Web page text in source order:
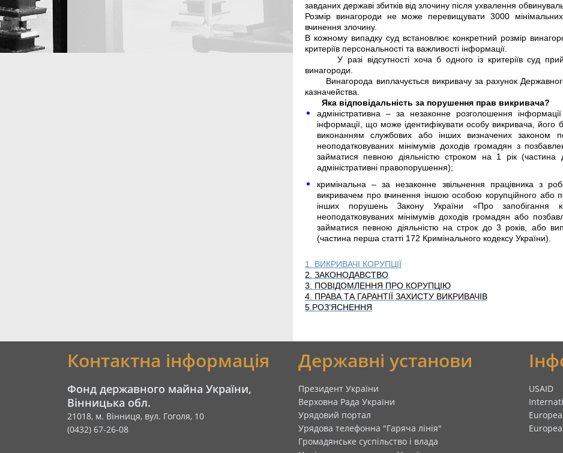
завданих державі збитків від злочину після ухвалення
Розмір винагороди не може перевищувати 3000
вчинення злочину.
В кожному випадку суд встановлює конкретний розмір
критеріїв персональності та важливості інформації.
У разі відсутності хоча б одного із критеріїв суд
винагороди.
Винагорода виплачується викривачу за рахунок
казначейства.
Яка відповідальність за порушення прав викривача?
адміністративна – за незаконне розголошення
інформації, що може ідентифікувати особу викривача, його
виконанням службових або інших визначених
неоподатковуваних мінімумів доходів громадян з
займатися певною діяльністю строком на 1 рік (частина
адміністративні правопорушення);
кримінальна – за незаконне звільнення працівника з
викривачем про вчинення іншою особою корупційного або
інших порушень Закону України «Про
неоподатковуваних мінімумів доходів громадян або
займатися певною діяльністю на строк до 3 років, або
(частина перша статті 172 Кримінального кодексу України).
1. ВИКРИВАЧІ КОРУПЦІЇ
2. ЗАКОНОДАВСТВО
3. ПОВІДОМЛЕННЯ ПРО КОРУПЦІЮ
4. ПРАВА ТА ГАРАНТІЇ ЗАХИСТУ ВИКРИВАЧІВ
5.РОЗ’ЯСНЕННЯ
Контактна інформація
Фонд державного майна України,
Вінницька обл.
21018, м. Вінниця, вул. Гоголя, 10
(0432) 67-26-08
Державні установи
Президент України
Верховна Рада України
Урядовий портал
Урядова телефонна "Гаряча лінія"
Громадянське суспільство і влада
USAID